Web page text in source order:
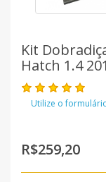
Kit
Hatch 1.4
Utilize o
R$259,20